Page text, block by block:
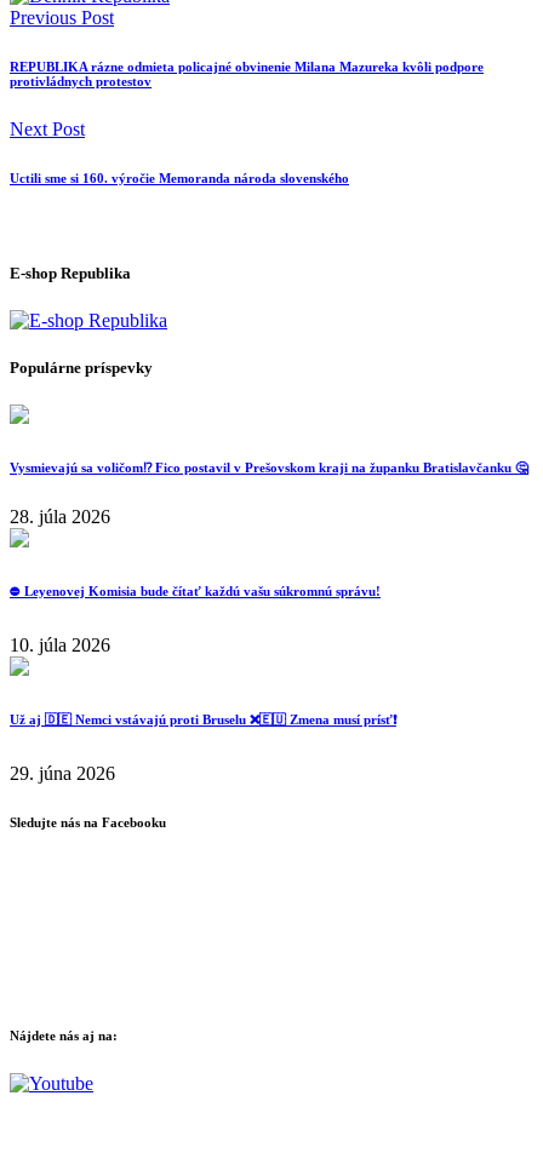
Previous Post
REPUBLIKA rázne odmieta policajné obvinenie Milana Mazureka kvôli podpore
protivládnych protestov
Next Post
Uctili sme si 160. výročie Memoranda národa slovenského
E-shop Republika
Populárne príspevky
Vysmievajú sa voličom⁉️ Fico postavil v Prešovskom kraji na županku Bratislavčanku 🤔
28. júla 2026
⛔️ Leyenovej Komisia bude čítať každú vašu súkromnú správu!
10. júla 2026
Už aj 🇩🇪 Nemci vstávajú proti Bruselu ❌️🇪🇺 Zmena musí prísť❗️
29. júna 2026
Sledujte nás na Facebooku
Nájdete nás aj na: